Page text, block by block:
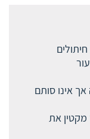
אינו סותם
מקטין את